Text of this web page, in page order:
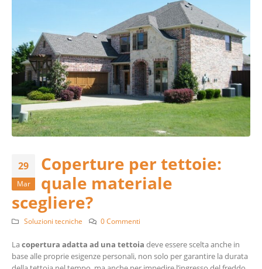
29
Mar
Coperture per tettoie:
quale materiale
scegliere?
Soluzioni tecniche 0 Commenti
Lacopertura adatta ad una tettoia deve essere scelta anche in
base alle proprie esigenze personali, non solo per garantire la durata